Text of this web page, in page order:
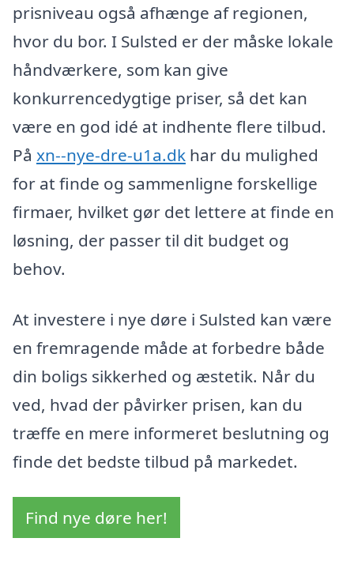
prisniveau også afhænge af regionen,
hvor du bor. I Sulsted er der måske lokale
håndværkere, som kan give
konkurrencedygtige priser, så det kan
være en god idé at indhente flere tilbud.
På xn--nye-dre-u1a.dk har du mulighed
for at finde og sammenligne forskellige
firmaer, hvilket gør det lettere at finde en
løsning, der passer til dit budget og
behov.
At investere i nye døre i Sulsted kan være
en fremragende måde at forbedre både
din boligs sikkerhed og æstetik. Når du
ved, hvad der påvirker prisen, kan du
træffe en mere informeret beslutning og
finde det bedste tilbud på markedet.
Find nye døre her!